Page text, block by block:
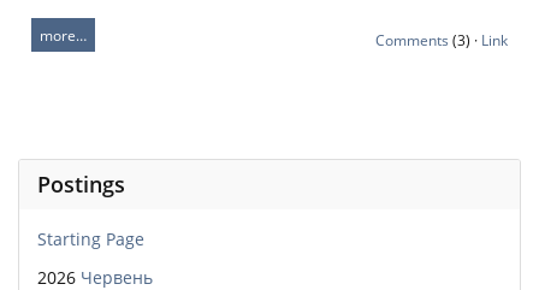
more… Comments (3) · Link
Postings
Starting Page
2026 Червень